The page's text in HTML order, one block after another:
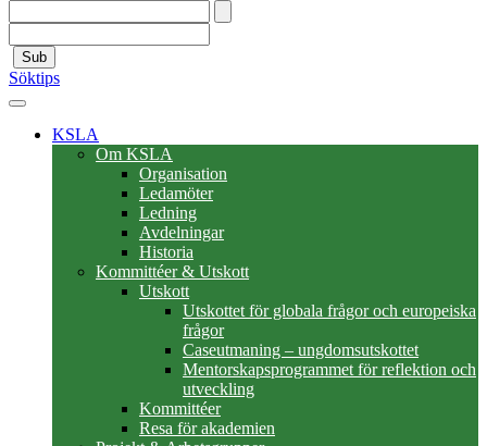
Sub
Söktips
KSLA
Om KSLA
Organisation
Ledamöter
Ledning
Avdelningar
Historia
Kommittéer & Utskott
Utskott
Utskottet för globala frågor och europeiska
frågor
Caseutmaning – ungdomsutskottet
Mentorskapsprogrammet för reflektion och
utveckling
Kommittéer
Resa för akademien